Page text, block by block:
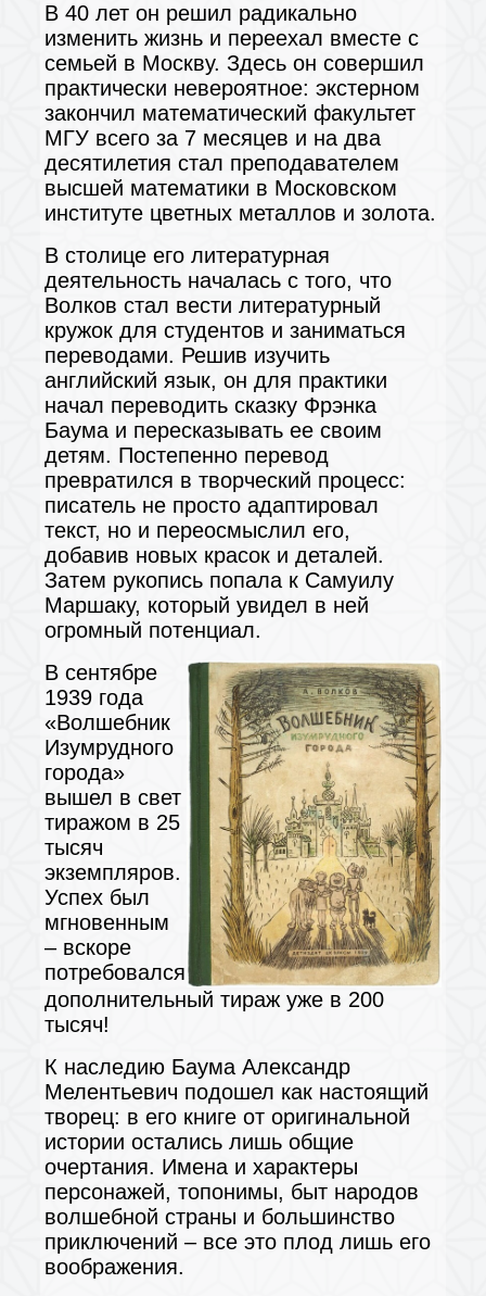
В 40 лет он решил радикально
изменить жизнь и переехал вместе с
семьей в Москву. Здесь он совершил
практически невероятное: экстерном
закончил математический факультет
МГУ всего за 7 месяцев и на два
десятилетия стал преподавателем
высшей математики в Московском
институте цветных металлов и золота.
В столице его литературная
деятельность началась с того, что
Волков стал вести литературный
кружок для студентов и заниматься
переводами. Решив изучить
английский язык, он для практики
начал переводить сказку Фрэнка
Баума и пересказывать ее своим
детям. Постепенно перевод
превратился в творческий процесс:
писатель не просто адаптировал
текст, но и переосмыслил его,
добавив новых красок и деталей.
Затем рукопись попала к Самуилу
Маршаку, который увидел в ней
огромный потенциал.
В сентябре
1939 года
«Волшебник
Изумрудного
города»
вышел в свет
тиражом в 25
тысяч
экземпляров.
Успех был
мгновенным
– вскоре
потребовался
дополнительный тираж уже в 200
тысяч!
К наследию Баума Александр
Мелентьевич подошел как настоящий
творец: в его книге от оригинальной
истории остались лишь общие
очертания. Имена и характеры
персонажей, топонимы, быт народов
волшебной страны и большинство
приключений – все это плод лишь его
воображения.